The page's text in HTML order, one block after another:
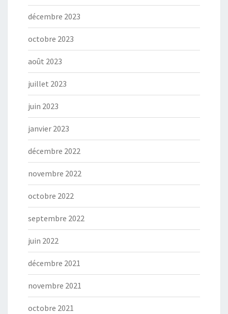
décembre 2023
octobre 2023
août 2023
juillet 2023
juin 2023
janvier 2023
décembre 2022
novembre 2022
octobre 2022
septembre 2022
juin 2022
décembre 2021
novembre 2021
octobre 2021